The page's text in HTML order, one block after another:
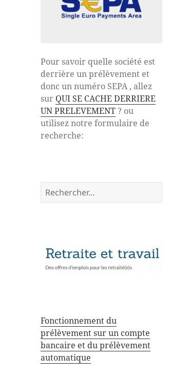
Pour savoir quelle société est
derrière un prélèvement et
donc un numéro SEPA , allez
sur QUI SE CACHE DERRIERE
UN PRELEVEMENT? ou
utilisez notre formulaire de
recherche:
Rechercher :
Fonctionnement du
prélèvement sur un compte
bancaire et du prélèvement
automatique